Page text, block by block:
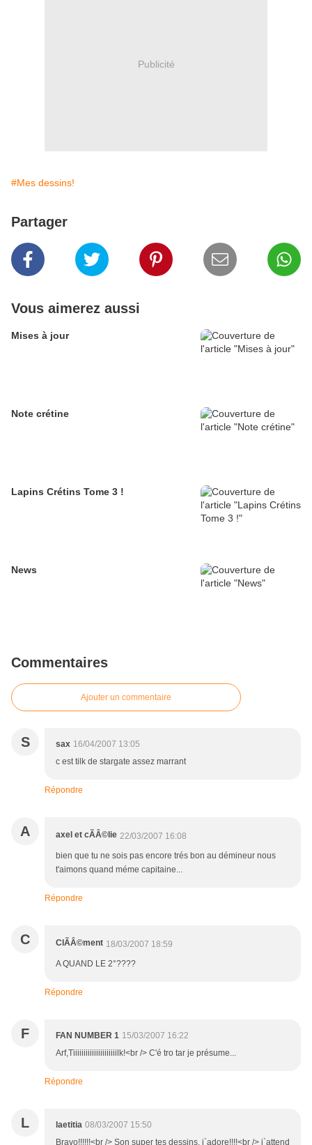
Publicité
#Mes dessins!
Partager
Vous aimerez aussi
Mises à jour
Note crétine
Lapins Crétins Tome 3 !
News
Commentaires
Ajouter un commentaire
S sax 16/04/2007 13:05
c est tilk de stargate assez marrant
Répondre
A axel et cÃÂ©lie 22/03/2007 16:08
bien que tu ne sois pas encore trés bon au démineur nous
t'aimons quand méme capitaine...
Répondre
C ClÃÂ©ment 18/03/2007 18:59
A QUAND LE 2°????
Répondre
F FAN NUMBER 1 15/03/2007 16:22
Arf,Tiiiiiiiiiiiiiiiiiiiiilk!<br /> C'é tro tar je présume...
Répondre
L laetitia 08/03/2007 15:50
Bravo!!!!!!<br /> Son super tes dessins, j`adore!!!!<br /> j`attend